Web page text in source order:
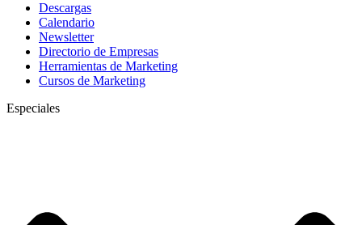
Descargas
Calendario
Newsletter
Directorio de Empresas
Herramientas de Marketing
Cursos de Marketing
Especiales